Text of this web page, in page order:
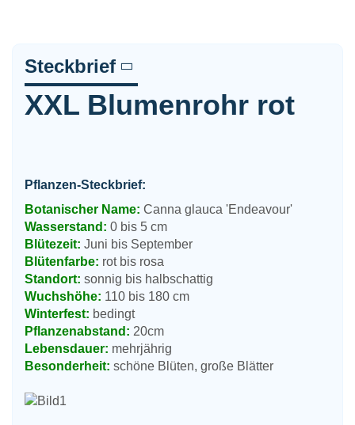
Steckbrief
XXL Blumenrohr rot
Pflanzen-Steckbrief:
Botanischer Name: Canna glauca 'Endeavour'
Wasserstand: 0 bis 5 cm
Blütezeit: Juni bis September
Blütenfarbe: rot bis rosa
Standort: sonnig bis halbschattig
Wuchshöhe: 110 bis 180 cm
Winterfest: bedingt
Pflanzenabstand: 20cm
Lebensdauer: mehrjährig
Besonderheit: schöne Blüten, große Blätter